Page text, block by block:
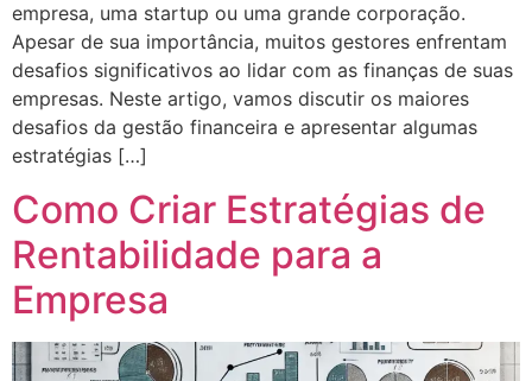
empresa, uma startup ou uma grande corporação.
Apesar de sua importância, muitos gestores enfrentam
desafios significativos ao lidar com as finanças de suas
empresas. Neste artigo, vamos discutir os maiores
desafios da gestão financeira e apresentar algumas
estratégias […]
Como Criar Estratégias de
Rentabilidade para a
Empresa